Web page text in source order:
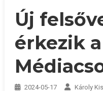
Új
érkezik
2024-05-17 Károly